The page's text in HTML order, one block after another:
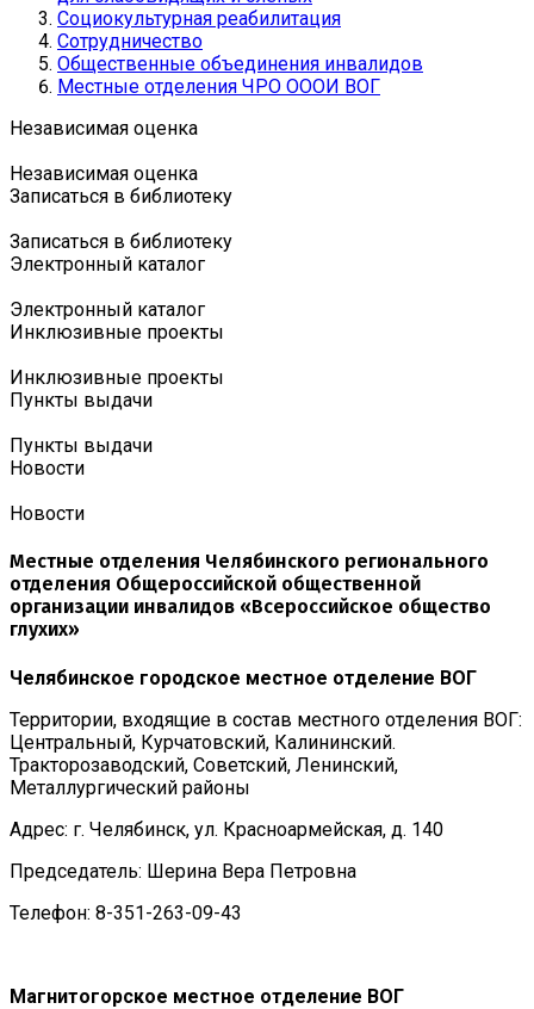
Социокультурная реабилитация
Сотрудничество
Общественные объединения инвалидов
Местные отделения ЧРО ОООИ ВОГ
Независимая оценка
Независимая оценка
Записаться в библиотеку
Записаться в библиотеку
Электронный каталог
Электронный каталог
Инклюзивные проекты
Инклюзивные проекты
Пункты выдачи
Пункты выдачи
Новости
Новости
Местные отделения Челябинского регионального
отделения Общероссийской общественной
организации инвалидов «Всероссийское общество
глухих»
Челябинское городское местное отделение ВОГ
Территории, входящие в состав местного отделения ВОГ:
Центральный, Курчатовский, Калининский.
Тракторозаводский, Советский, Ленинский,
Металлургический районы
Адрес: г. Челябинск, ул. Красноармейская, д. 140
Председатель: Шерина Вера Петровна
Телефон: 8-351-263-09-43
Магнитогорское местное отделение ВОГ